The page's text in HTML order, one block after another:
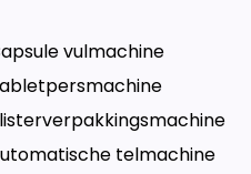
vulmachine
telmachine